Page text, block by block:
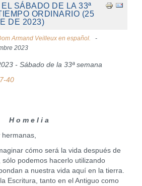
SÁBADO DE LA 33ª
ORDINARIO (25
DE 2023)
Armand Veilleux en español.
2023
- Sábado de la 33ª semana
40
H o m e l i a
cómo será la vida después de
podemos hacerlo utilizando
a nuestra vida aquí en la tierra.
Escritura, tanto en el Antiguo como